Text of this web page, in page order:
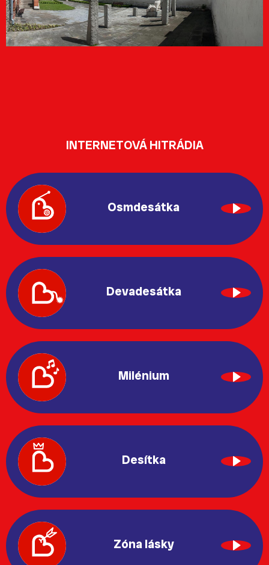
INTERNETOVÁ HITRÁDIA
Osmdesátka
Devadesátka
Milénium
Desítka
Zóna lásky